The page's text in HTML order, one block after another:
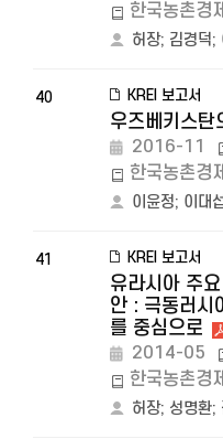
한국농촌경
허장; 김경덕;
40 KREI 보고서
우즈베키스탄
2016-11
한국농촌경
이윤정; 이대
41 KREI 보고서
유라시아 주
안 : 극동러시
를 중심으로
2014-05
한국농촌경
허장; 성명환;